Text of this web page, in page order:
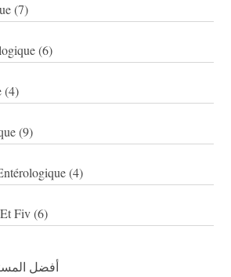
(7)
(6)
(4)
(9)
(4)
Fiv (6)
أفضل